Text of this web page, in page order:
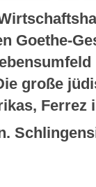
Goethe-
große
Ferrez